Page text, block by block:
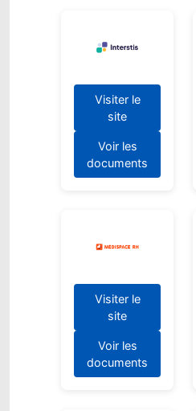
Visiter le
site
Voir les
documents
Visiter le
site
Voir les
documents